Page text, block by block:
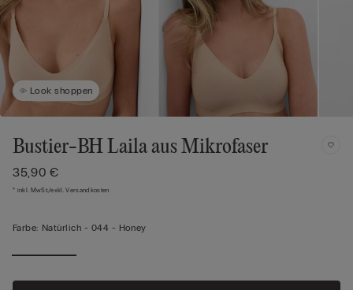
Look shoppen
Bustier-BH Laila aus Mikrofaser
35,90 €
* inkl. MwSt./exkl. Versandkosten
Farbe: Natürlich - 044 - Honey